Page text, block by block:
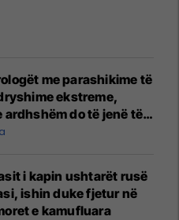
me parashikime të
ekstreme,
ardhshëm do të jenë të
i kapin ushtarët rusë
ishin duke fjetur në
e kamufluara